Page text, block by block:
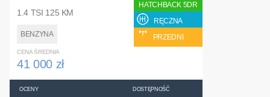
1.4 TSI 125 KM
BENZYNA
HATCHBACK 5DR
RĘCZNA
PRZEDNI
CENA ŚREDNIA
41 000 zł
OCENY DOSTĘPNOŚĆ